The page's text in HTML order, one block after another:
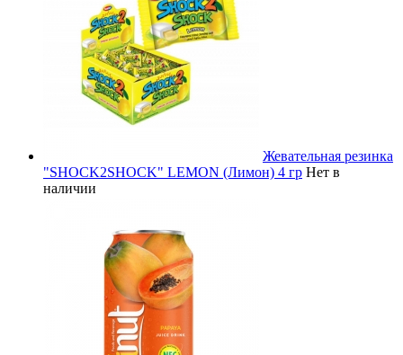
Жевательная резинка
"SHOCK2SHOCK" LEMON (Лимон) 4 гр Нет в
наличии